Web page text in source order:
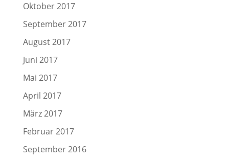
Oktober 2017
September 2017
August 2017
Juni 2017
Mai 2017
April 2017
März 2017
Februar 2017
September 2016